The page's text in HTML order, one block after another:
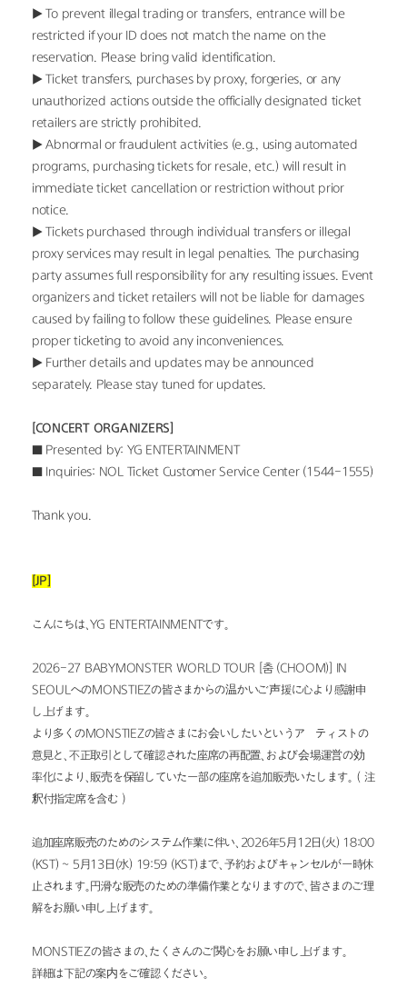
▶ To prevent illegal trading or transfers, entrance will be
restricted if your ID does not match the name on the
reservation. Please bring valid identification.
▶ Ticket transfers, purchases by proxy, forgeries, or any
unauthorized actions outside the officially designated ticket
retailers are strictly prohibited.
▶ Abnormal or fraudulent activities (e.g., using automated
programs, purchasing tickets for resale, etc.) will result in
immediate ticket cancellation or restriction without prior
notice.
▶ Tickets purchased through individual transfers or illegal
proxy services may result in legal penalties. The purchasing
party assumes full responsibility for any resulting issues. Event
organizers and ticket retailers will not be liable for damages
caused by failing to follow these guidelines. Please ensure
proper ticketing to avoid any inconveniences.
▶ Further details and updates may be announced
separately. Please stay tuned for updates.
[CONCERT ORGANIZERS]
■ Presented by: YG ENTERTAINMENT
■ Inquiries: NOL Ticket Customer Service Center (1544-1555)
Thank you.
[JP]
こんにちは、YG ENTERTAINMENTです。
2026-27 BABYMONSTER WORLD TOUR [춤 (CHOOM)] IN
SEOULへのMONSTIEZの皆さまからの温かいご声援に心より感謝申
し上げます。
より多くのMONSTIEZの皆さまにお会いしたいというアーティストの
意見と、不正取引として確認された座席の再配置、および会場運営の効
率化により、販売を保留していた一部の座席を追加販売いたします。（注
釈付指定席を含む）
追加座席販売のためのシステム作業に伴い、2026年5月12日(火) 18:00
(KST) ~ 5月13日(水) 19:59 (KST)まで、予約およびキャンセルが一時休
止されます。円滑な販売のための準備作業となりますので、皆さまのご理
解をお願い申し上げます。
MONSTIEZの皆さまの、たくさんのご関心をお願い申し上げます。
詳細は下記の案内をご確認ください。